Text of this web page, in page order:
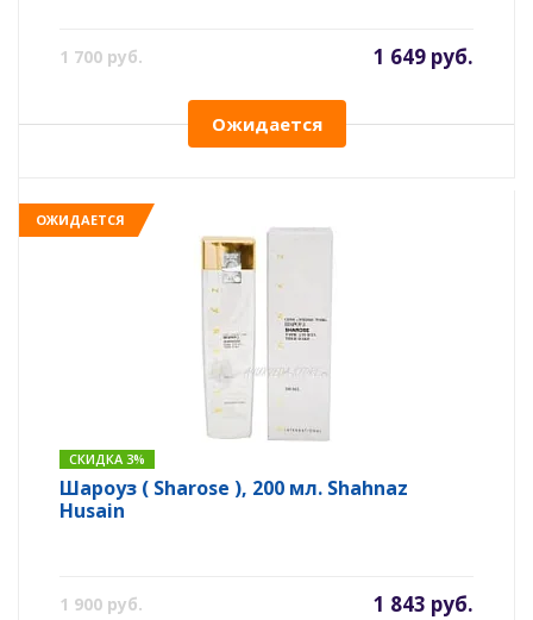
1 700 руб. 1 649 руб.
Ожидается
ОЖИДАЕТСЯ
СКИДКА 3%
Шароуз ( Sharose ), 200 мл. Shahnaz
Husain
1 900 руб. 1 843 руб.